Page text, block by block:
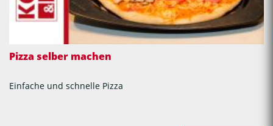
Pizza selber machen
Einfache und schnelle Pizza